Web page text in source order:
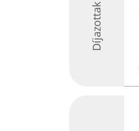
Díjazottak